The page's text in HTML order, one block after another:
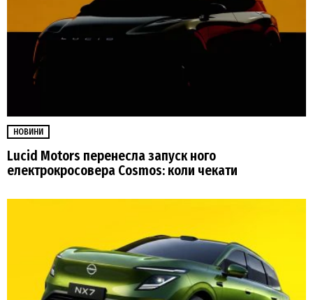
НОВИНИ
Lucid Motors перенесла запуск ного
електрокросовера Cosmos: коли чекати